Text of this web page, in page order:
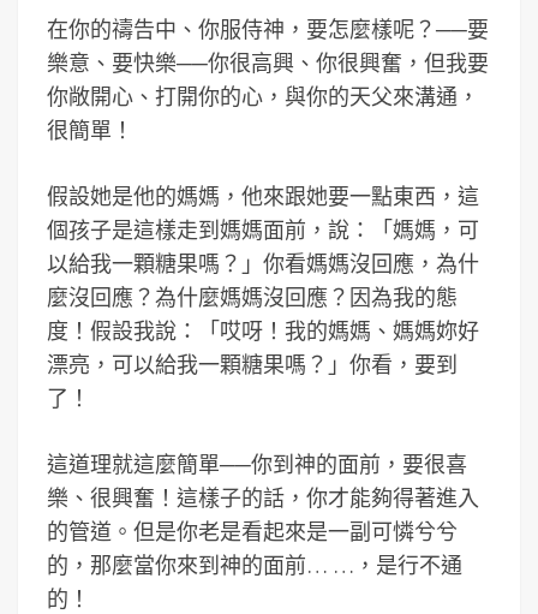
在你的禱告中、你服侍神，要怎麼樣呢？──要
樂意、要快樂──你很高興、你很興奮，但我要
你敞開心、打開你的心，與你的天父來溝通，
很簡單！
假設她是他的媽媽，他來跟她要一點東西，這
個孩子是這樣走到媽媽面前，說：「媽媽，可
以給我一顆糖果嗎？」你看媽媽沒回應，為什
麼沒回應？為什麼媽媽沒回應？因為我的態
度！假設我說：「哎呀！我的媽媽、媽媽妳好
漂亮，可以給我一顆糖果嗎？」你看，要到
了！
這道理就這麼簡單──你到神的面前，要很喜
樂、很興奮！這樣子的話，你才能夠得著進入
的管道。但是你老是看起來是一副可憐兮兮
的，那麼當你來到神的面前… …，是行不通
的！